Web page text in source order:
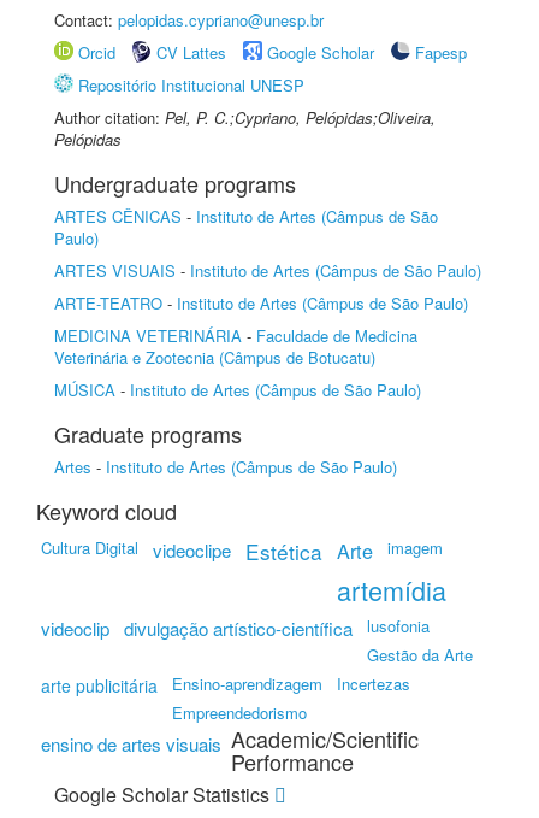
Contact: pelopidas.cypriano@unesp.br
Orcid
CV Lattes Google Scholar
Fapesp
Repositório Institucional UNESP
Author citation: Pel, P. C.;Cypriano, Pelópidas;Oliveira,
Pelópidas
Undergraduate programs
ARTES CÊNICAS - Instituto de Artes (Câmpus de São
Paulo)
ARTES VISUAIS - Instituto de Artes (Câmpus de São Paulo)
ARTE-TEATRO - Instituto de Artes (Câmpus de São Paulo)
MEDICINA VETERINÁRIA - Faculdade de Medicina
Veterinária e Zootecnia (Câmpus de Botucatu)
MÚSICA - Instituto de Artes (Câmpus de São Paulo)
Graduate programs
Artes - Instituto de Artes (Câmpus de São Paulo)
Keyword cloud
Cultura Digital videoclipe Estética Arte imagem
artemídia
videoclip divulgação artístico-científica
lusofonia
Gestão da Arte
arte publicitária Ensino-aprendizagem
Incertezas
Empreendedorismo
ensino de artes visuais Academic/Scientific
Performance
Google Scholar Statistics